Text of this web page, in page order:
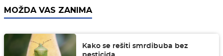
MOŽDA VAS ZANIMA
Kako se rešiti smrdibuba bez